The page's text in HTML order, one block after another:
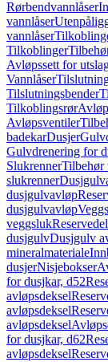
Rørbendvannlåser
vannlåser
vannlåser
Tilkoblinger
Avløpssett for
Vannlåser
Tilslutningsbender
Tilkoblingsrør
Avløpsventiler
badekarDusjer
Gulvdrenering for
SlukrennerTilbehør
slukrenner
dusjgulvavløp
dusjgulvavløp
veggsluk
dusjgulvDusjgulv
mineralmateriale
dusjerNisjebokser
for dusjkar, d52
avløpsdeksel
avløpsdeksel
avløpsdeksel
for dusjkar, d62
avløpsdeksel